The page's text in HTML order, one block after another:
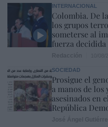
INTERNACIONAL
Colombia. De
los grupos
someterse al
fuerza decidida
SOCIEDAD
Prosigue el
a manos de
asesinados en
República